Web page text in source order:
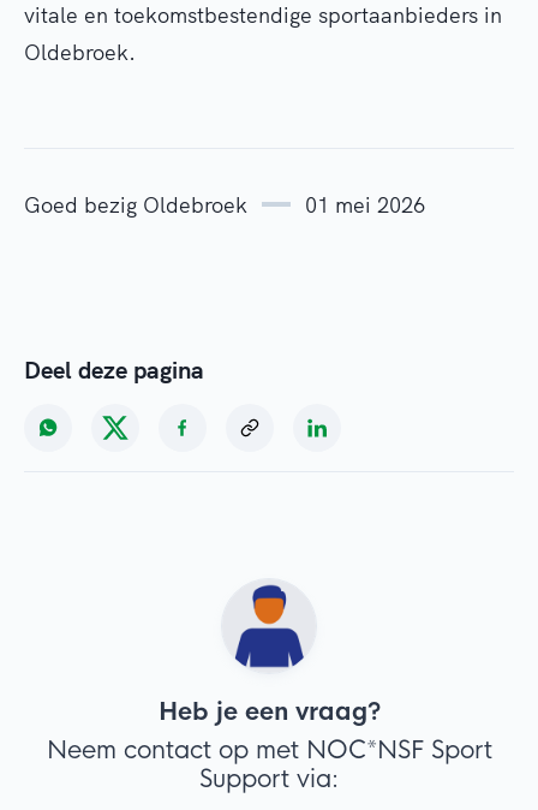
vitale en toekomstbestendige sportaanbieders in
Oldebroek.
Goed bezig Oldebroek 01 mei 2026
Deel deze pagina
Heb je een vraag?
Neem contact op met NOC*NSF Sport
Support via: